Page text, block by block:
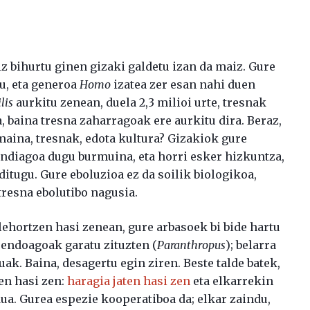
bihurtu ginen gizaki galdetu izan da maiz. Gure
eta generoaHomo izatea zer esan nahi duen
aurkitu zenean, duela 2,3 milioi urte, tresnak
tresna zaharragoak ere aurkitu dira. Beraz,
tresnak, edota kultura? Gizakiok gure
dugu burmuina, eta horri esker hizkuntza,
Gure eboluzioa ez da soilik biologikoa,
ebolutibo nagusia.
hasi zenean, gure arbasoek bi bide hartu
garatu zituzten (Paranthropus); belarra
Baina, desagertu egin ziren. Beste talde batek,
hasi zen:haragia jaten hasi zen eta elkarrekin
Gurea espezie kooperatiboa da; elkar zaindu,